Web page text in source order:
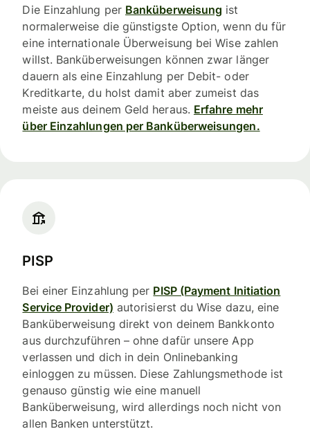
Die Einzahlung per Banküberweisung ist
normalerweise die günstigste Option, wenn du für
eine internationale Überweisung bei Wise zahlen
willst. Banküberweisungen können zwar länger
dauern als eine Einzahlung per Debit- oder
Kreditkarte, du holst damit aber zumeist das
meiste aus deinem Geld heraus. Erfahre mehr
über Einzahlungen per Banküberweisungen.
PISP
Bei einer Einzahlung per PISP (Payment Initiation
Service Provider) autorisierst du Wise dazu, eine
Banküberweisung direkt von deinem Bankkonto
aus durchzuführen – ohne dafür unsere App
verlassen und dich in dein Onlinebanking
einloggen zu müssen. Diese Zahlungsmethode ist
genauso günstig wie eine manuell
Banküberweisung, wird allerdings noch nicht von
allen Banken unterstützt.